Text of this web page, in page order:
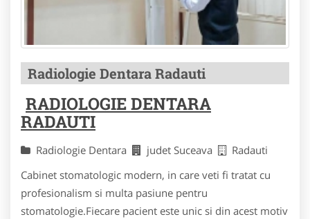
Radiologie Dentara Radauti
RADIOLOGIE DENTARA
RADAUTI
Radiologie Dentara judet Suceava
Radauti
Cabinet stomatologic modern, in care veti fi tratat cu
profesionalism si multa pasiune pentru
stomatologie.Fiecare pacient este unic si din acest motiv